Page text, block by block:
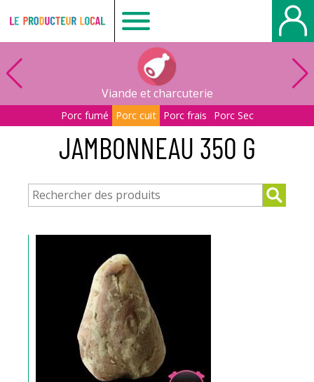
Le
producteur
local
-
Bois
Viande et charcuterie
Porc fumé Porc cuit Porc frais Porc Sec
JAMBONNEAU 350 G